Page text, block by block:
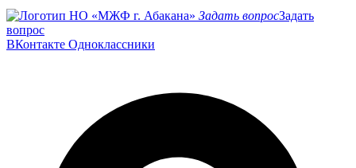
Задать вопросЗадать
вопрос
ВКонтакте Одноклассники